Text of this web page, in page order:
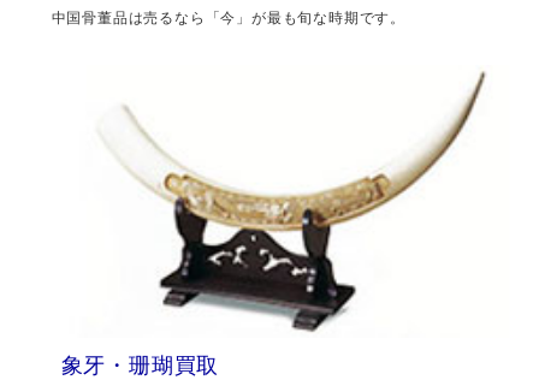
中国骨董品は売るなら「今」が最も旬な時期です。
象牙・珊瑚買取